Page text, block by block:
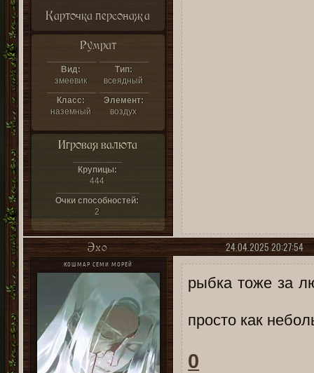
Карточка персонажа
Румрат
Вид:
змеевик
Тип:
всеядный
Класс:
наземный
Элемент:
воздух
Игровая валюта
Крупицы:
444
Очки способностей:
2
24.04.2025 20:27:54
Эхо
КОШМАР СЕМИ МОРЕЙ
рыбка тоже за
просто как
0